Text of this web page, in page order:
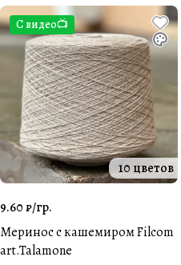
С видео📺
10 цветов
9.60 ₽/гр.
Меринос с кашемиром Filcom
art.Talamone